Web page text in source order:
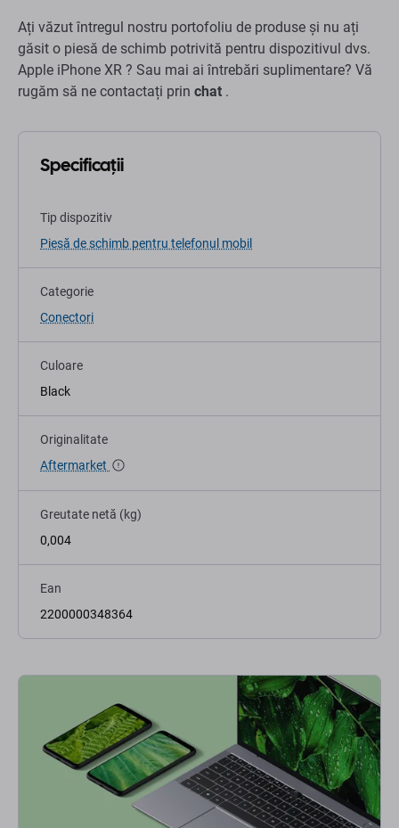
Ați văzut întregul nostru portofoliu de produse și nu ați
găsit o piesă de schimb potrivită pentru dispozitivul dvs.
Apple iPhone XR ? Sau mai ai întrebări suplimentare? Vă
rugăm să ne contactați prin chat .
Specificații
Tip dispozitiv
Piesă de schimb pentru telefonul mobil
Categorie
Conectori
Culoare
Black
Originalitate
Aftermarket
Greutate netă (kg)
0,004
Ean
2200000348364